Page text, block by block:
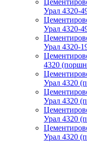
Урал 4320-
Урал 4320-
Урал 4320-
4320
Урал 4320
Урал 4320
Урал 4320
Урал 4320